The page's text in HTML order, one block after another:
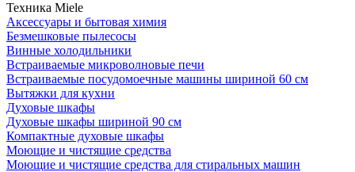
Техника Miele
Аксессуары и бытовая химия
Безмешковые пылесосы
Винные холодильники
Встраиваемые микроволновые печи
Встраиваемые посудомоечные машины шириной 60 см
Вытяжки для кухни
Духовые шкафы
Духовые шкафы шириной 90 см
Компактные духовые шкафы
Моющие и чистящие средства
Моющие и чистящие средства для стиральных машин